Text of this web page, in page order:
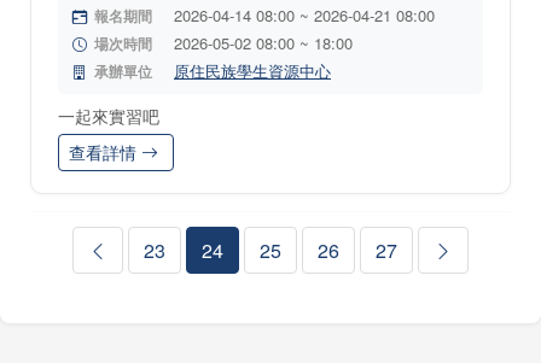
報名期間 2026-04-14 08:00 ~ 2026-04-21 08:00
場次時間 2026-05-02 08:00 ~ 18:00
承辦單位 原住民族學生資源中心
一起來實習吧
查看詳情
23 24 25 26 27